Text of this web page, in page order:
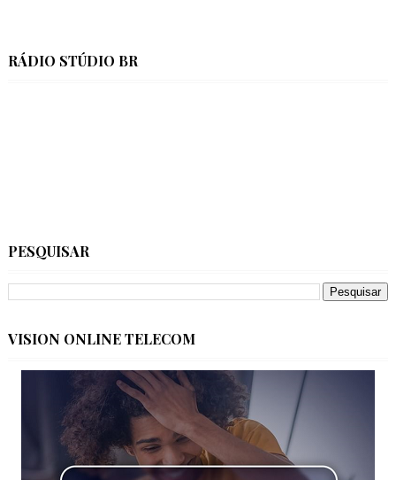
RÁDIO STÚDIO BR
PESQUISAR
VISION ONLINE TELECOM